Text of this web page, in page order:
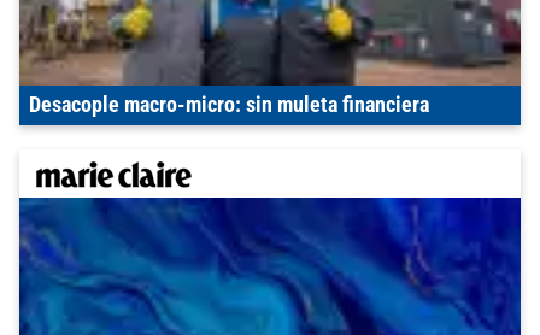
Desacople macro-micro: sin muleta financiera